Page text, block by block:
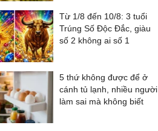
Từ 1/8 đến 10/8: 3 tuổi
Trúng Số Độc Đắc, giàu
số 2 không ai số 1
5 thứ không được để ở
cánh tủ lạnh, nhiều người
làm sai mà không biết